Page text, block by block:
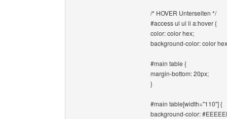
/* HOVER Unterseiten */
#access ul ul li a:hover {
color: color hex;
background-color: color
#main table {
margin-bottom: 20px;
}
#main table[width="110"] {
background-color: